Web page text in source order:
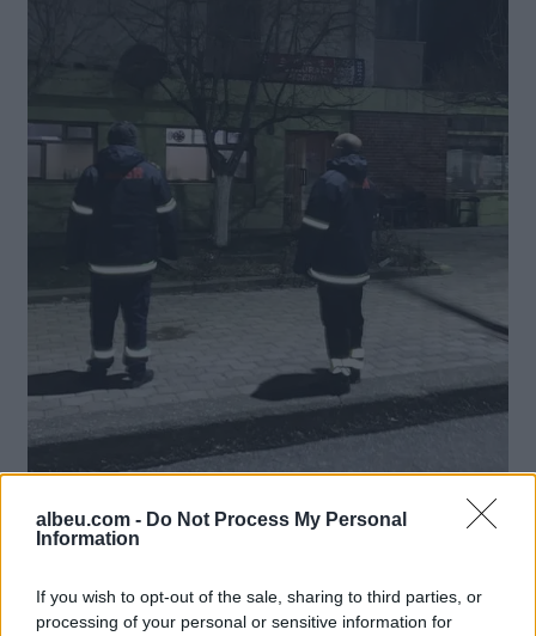
albeu.com - Do Not Process My Personal
Information
If you wish to opt-out of the sale, sharing to third parties, or
processing of your personal or sensitive information for